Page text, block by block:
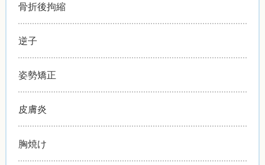
骨折後拘縮
逆子
姿勢矯正
皮膚炎
胸焼け